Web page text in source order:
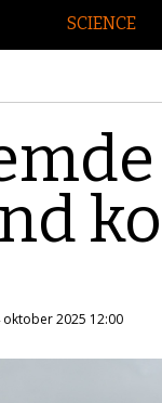
SCIENCE
oktober 2025 12:00